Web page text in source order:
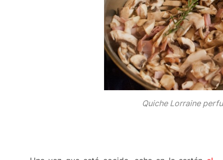
Quiche Lorraine